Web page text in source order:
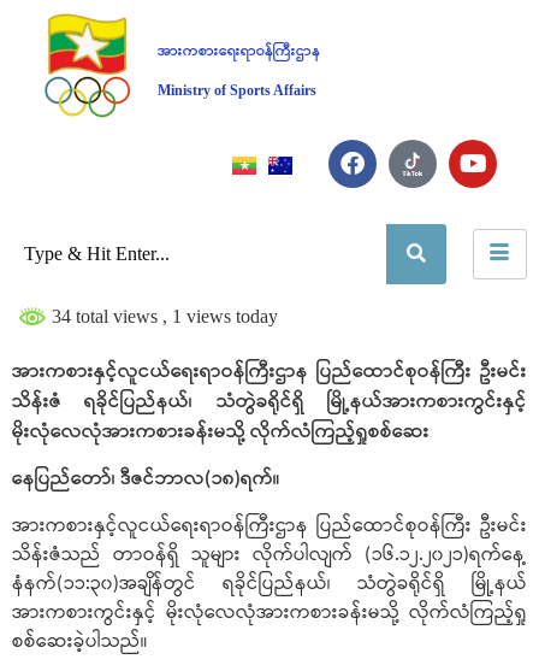
အားကစားရေးရာဝန်ကြီးဌာန
Ministry of Sports Affairs
34 total views , 1 views today
အားကစားနှင့်လူငယ်ရေးရာဝန်ကြီးဌာန ပြည်ထောင်စုဝန်ကြီး ဦးမင်း
သိန်းဇံ ရခိုင်ပြည်နယ်၊ သံတွဲခရိုင်ရှိ မြို့နယ်အားကစားကွင်းနှင့်
မိုးလုံလေလုံအားကစားခန်းမသို့ လိုက်လံကြည့်ရှုစစ်ဆေး
နေပြည်တော်၊ ဒီဇင်ဘာလ(၁၈)ရက်။
အားကစားနှင့်လူငယ်ရေးရာဝန်ကြီးဌာန ပြည်ထောင်စုဝန်ကြီး ဦးမင်း
သိန်းဇံသည် တာဝန်ရှိ သူများ လိုက်ပါလျက် (၁၆.၁၂.၂၀၂၁)ရက်နေ့
နံနက်(၁၁:၃၀)အချိန်တွင် ရခိုင်ပြည်နယ်၊ သံတွဲခရိုင်ရှိ မြို့နယ်
အားကစားကွင်းနှင့် မိုးလုံလေလုံအားကစားခန်းမသို့ လိုက်လံကြည့်ရှု
စစ်ဆေးခဲ့ပါသည်။